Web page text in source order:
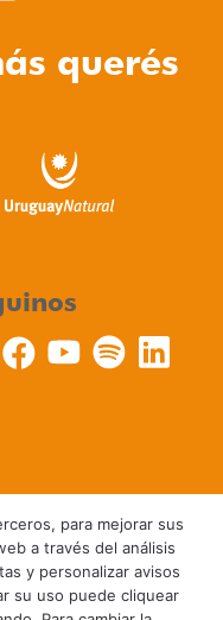
querés
de privacidad
Política de Cookies
para mejorar sus
a través del análisis
y personalizar avisos
su uso puede cliquear